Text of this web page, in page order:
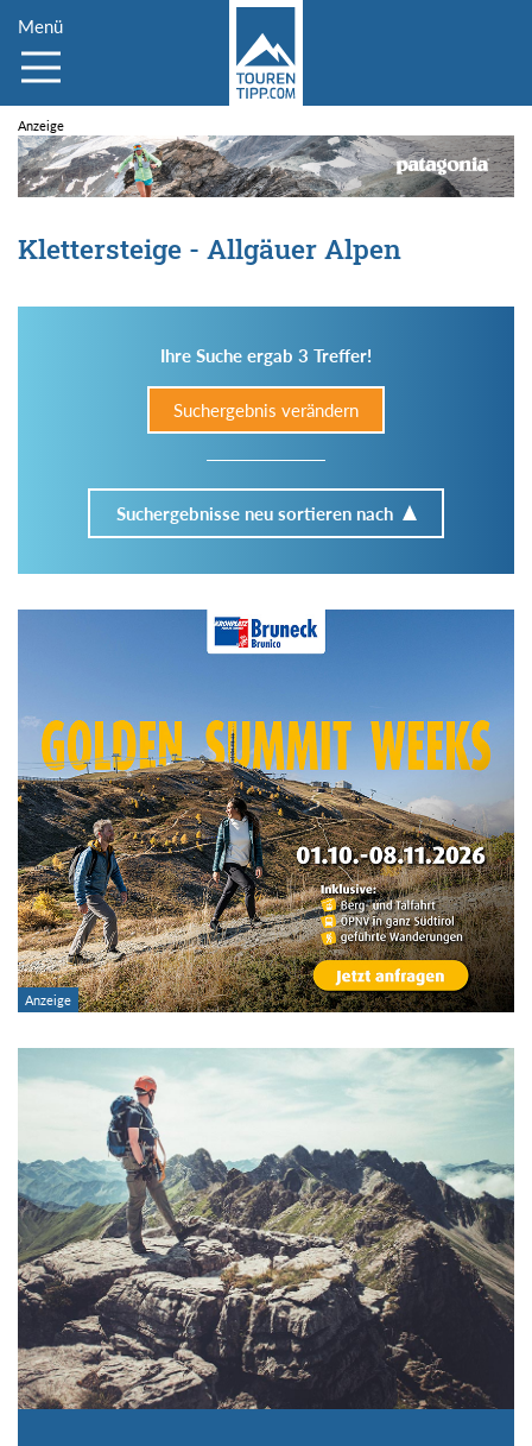
Menü
Klettersteige - Allgäuer Alpen
Ihre Suche ergab 3 Treffer!
Suchergebnis verändern
Suchergebnisse neu sortieren nach
Im Tourenarchiv suchen
Region:
Gebirge:
Art der Tour:
Schwierigkeitsgrad:
bis
Kondition (Tourdauer):
von
bis
Suchbegriff: